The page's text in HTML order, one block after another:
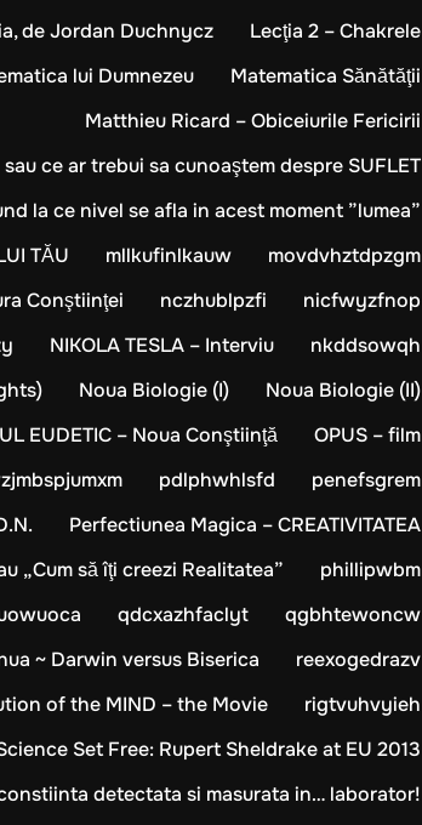
de Jordan Duchnycz
Lecţia 2 – Chakrele
lui Dumnezeu
Matematica Sănătăţii
Matthieu Ricard – Obiceiurile Fericirii
ce ar trebui sa cunoaştem despre SUFLET
la ce nivel se afla in acest moment ”lumea”
TĂU mllkufinlkauw
movdvhztdpzgm
Conştiinţei nczhublpzfi
nicfwyzfnop
NIKOLA TESLA – Interviu
nkddsowqh
Noua Biologie (I)
Noua Biologie (II)
EUDETIC – Noua Conştiinţă
OPUS – film
pdlphwhlsfd
penefsgrem
Perfectiunea Magica – CREATIVITATEA
„Cum să îţi creezi Realitatea”
phillipwbm
qdcxazhfaclyt
qgbhtewoncw
~ Darwin versus Biserica
reexogedrazv
of the MIND – the Movie
rigtvuhvyieh
Set Free: Rupert Sheldrake at EU 2013
detectata si masurata in… laborator!